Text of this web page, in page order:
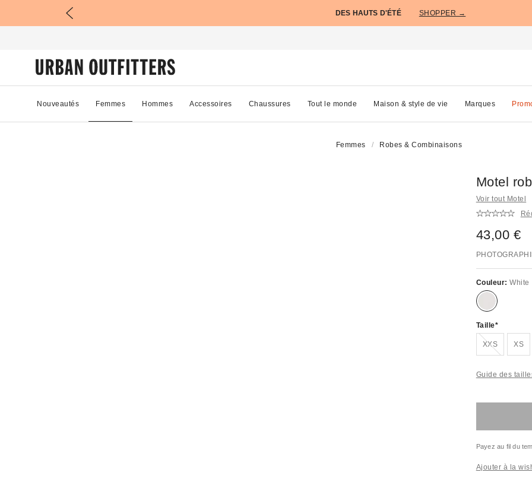
DES HAUTS D'ÉTÉ SHOPPER →
Nouveautés Femmes Hommes Accessoires Chaussures Tout le monde Maison & style de vie Marques
Femmes Robes & Combinaisons
Motel
Voir tout Motel
43,00 €
Couleur:White
Taille
XXS
En rupture de stock ! XS
Guide des
Payez au fil du
Ajouter à la